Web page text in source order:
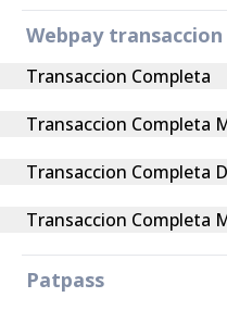
Webpay
Transaccion Completa
Transaccion Completa
Transaccion Completa
Transaccion Completa
Patpass